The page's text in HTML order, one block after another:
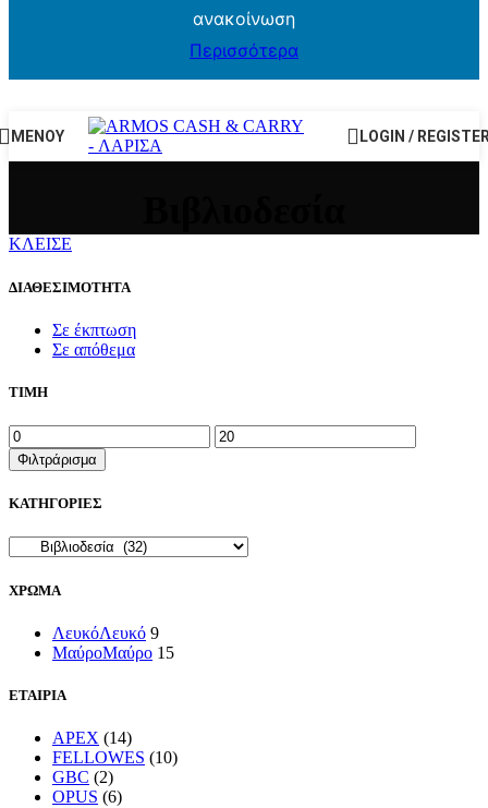
ανακοίνωση
Περισσότερα
ΜΕΝΟΥ LOGIN /
ΚΛΕΙΣΕ
ΔΙΑΘΕΣΙΜΟΤΗΤΑ
Σε έκπτωση
Σε απόθεμα
ΤΙΜΗ
Ελάχιστη
τιμή
Μέγιστη
τιμή
Φιλτράρισμα
ΚΑΤΗΓΟΡΙΕΣ
ΧΡΩΜΑ
ΛευκόΛευκό 9
ΜαύροΜαύρο 15
ΕΤΑΙΡΙΑ
APEX (14)
FELLOWES (10)
GBC (2)
OPUS (6)